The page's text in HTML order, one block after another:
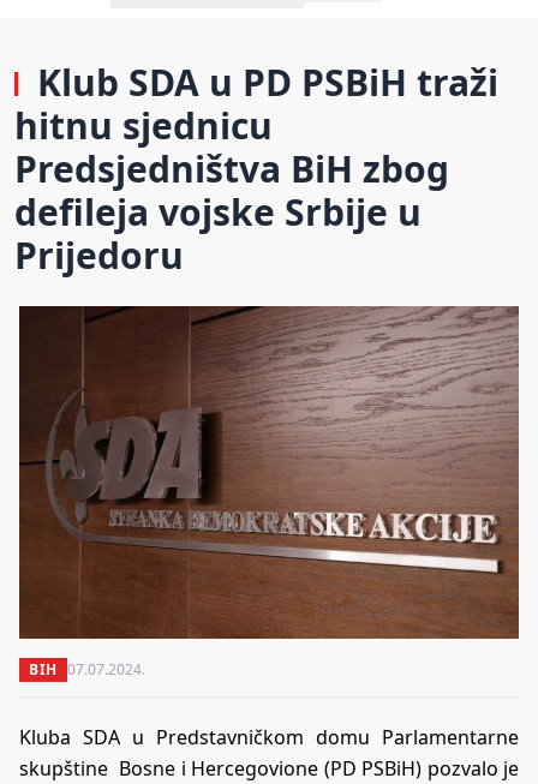
Klub SDA u PD PSBiH traži
hitnu sjednicu
Predsjedništva BiH zbog
defileja vojske Srbije u
Prijedoru
BIH 07.07.2024.
Kluba SDA u Predstavničkom domu Parlamentarne
skupštine Bosne i Hercegovione (PD PSBiH) pozvalo je